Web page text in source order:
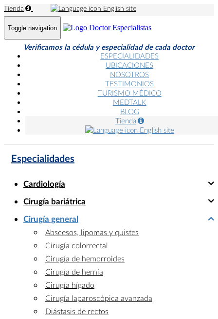
Tienda English site
Toggle navigation
Verificamos la cédula y especialidad de cada doctor
ESPECIALIDADES
UBICACIONES
NOSOTROS
TESTIMONIOS
TURISMO MÉDICO
MEDTALK
BLOG
Tienda
English site
Especialidades
Cardiología
Cirugía bariátrica
Cirugía general
Abscesos, lipomas y quistes
Cirugía colorrectal
Cirugía de hemorroides
Cirugía de hernia
Cirugía hígado
Cirugía laparoscópica avanzada
Diástasis de rectos